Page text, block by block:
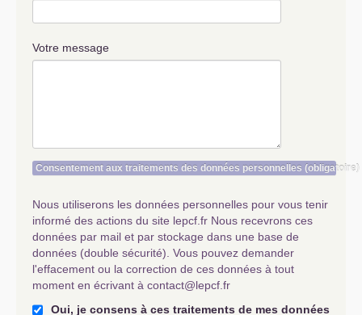
Votre message
Consentement aux traitements des données personnelles (obligatoire)
Nous utiliserons les données personnelles pour vous tenir
informé des actions du site lepcf.fr Nous recevrons ces
données par mail et par stockage dans une base de
données (double sécurité). Vous pouvez demander
l'effacement ou la correction de ces données à tout
moment en écrivant à contact@lepcf.fr
Oui, je consens à ces traitements de mes données